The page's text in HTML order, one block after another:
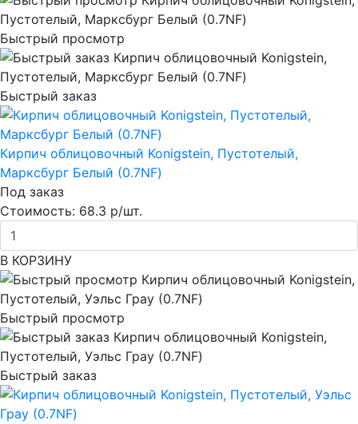
Быстрый просмотр
Быстрый заказ
Кирпич облицовочный Konigstein, Пустотелый,
Марксбург Белый (0.7NF)
Под заказ
Стоимость: 68.3 р/шт.
В КОРЗИНУ
Быстрый просмотр
Быстрый заказ